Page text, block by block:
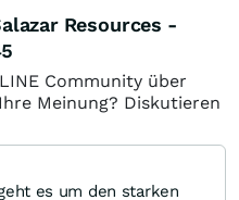
Resources -
Community über
Meinung? Diskutieren
es um den starken